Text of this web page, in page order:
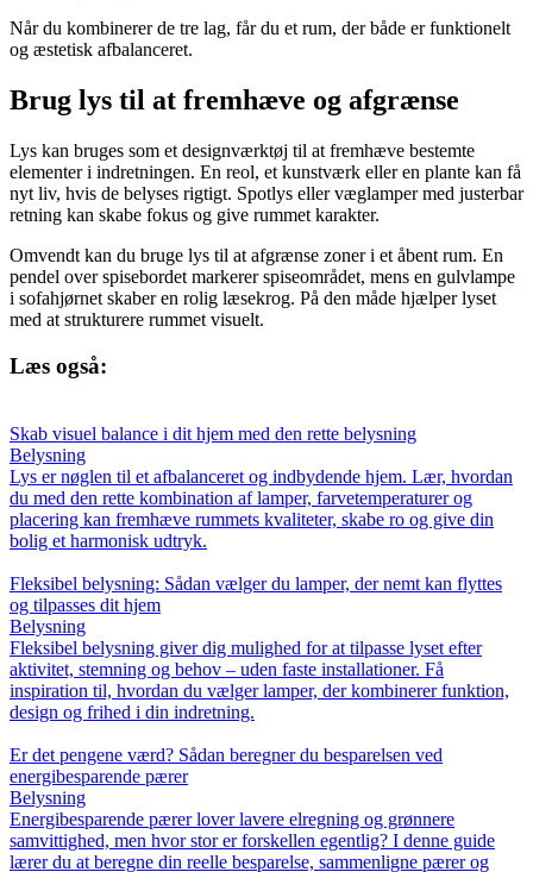
Når du kombinerer de tre lag, får du et rum, der både er funktionelt
og æstetisk afbalanceret.
Brug lys til at fremhæve og afgrænse
Lys kan bruges som et designværktøj til at fremhæve bestemte
elementer i indretningen. En reol, et kunstværk eller en plante kan få
nyt liv, hvis de belyses rigtigt. Spotlys eller væglamper med justerbar
retning kan skabe fokus og give rummet karakter.
Omvendt kan du bruge lys til at afgrænse zoner i et åbent rum. En
pendel over spisebordet markerer spiseområdet, mens en gulvlampe
i sofahjørnet skaber en rolig læsekrog. På den måde hjælper lyset
med at strukturere rummet visuelt.
Læs også:
Skab visuel balance i dit hjem med den rette belysning
Belysning
Lys er nøglen til et afbalanceret og indbydende hjem. Lær, hvordan
du med den rette kombination af lamper, farvetemperaturer og
placering kan fremhæve rummets kvaliteter, skabe ro og give din
bolig et harmonisk udtryk.
Fleksibel belysning: Sådan vælger du lamper, der nemt kan flyttes
og tilpasses dit hjem
Belysning
Fleksibel belysning giver dig mulighed for at tilpasse lyset efter
aktivitet, stemning og behov – uden faste installationer. Få
inspiration til, hvordan du vælger lamper, der kombinerer funktion,
design og frihed i din indretning.
Er det pengene værd? Sådan beregner du besparelsen ved
energibesparende pærer
Belysning
Energibesparende pærer lover lavere elregning og grønnere
samvittighed, men hvor stor er forskellen egentlig? I denne guide
lærer du at beregne din reelle besparelse, sammenligne pærer og